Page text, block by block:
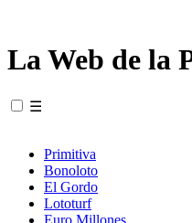
La Web de la
☰
Primitiva
Bonoloto
El Gordo
Lototurf
Euro Millones